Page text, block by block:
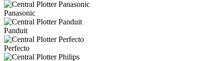
Panasonic
Panduit
Perfecto